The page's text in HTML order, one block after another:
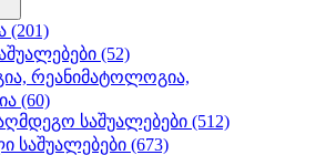
(201)
(52)
რეანიმატოლოგია,
(60)
საშუალებები (512)
საშუალებები (673)